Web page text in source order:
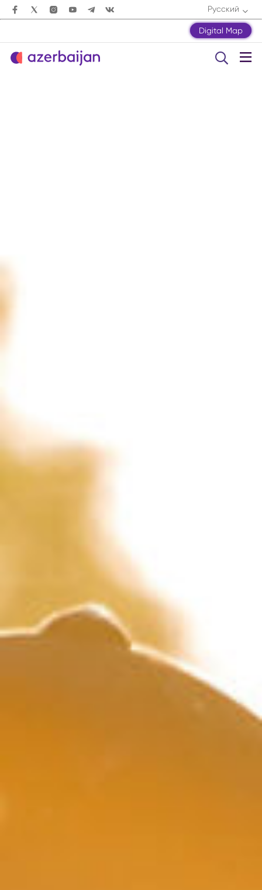
Русский
Digital Map